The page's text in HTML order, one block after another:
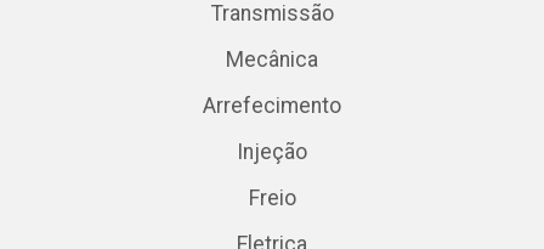
Transmissão
Mecânica
Arrefecimento
Injeção
Freio